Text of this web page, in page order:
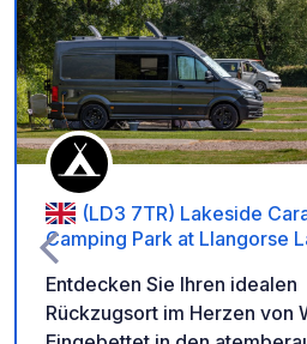
(LD3 7TR) Lakeside
Camping Park at Llangorse
Entdecken Sie Ihren idealen
Rückzugsort im Herzen von